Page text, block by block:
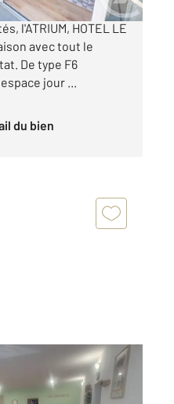
calme et proche de
l'ATRIUM, HOTEL LE
avec tout le
De type F6
jour ...
du bien